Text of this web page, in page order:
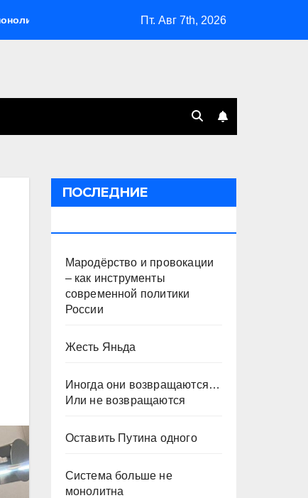
Мародёрство и провокации – как инструменты
Пт. Авг 7th, 2026
ПОСЛЕДНИЕ
Мародёрство и провокации
– как инструменты
современной политики
России
Жесть Яньда
Иногда они возвращаются…
Или не возвращаются
Оставить Путина одного
Система больше не
монолитна